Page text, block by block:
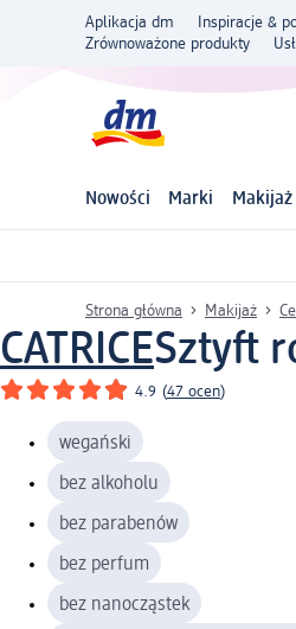
Aplikacja dm Inspiracje &
Zrównoważone produkty
Nowości Marki Makijaż
Strona główna Makijaż
CATRICESztyft
4.9 (47 ocen)
wegański
bez alkoholu
bez parabenów
bez perfum
bez nanocząstek